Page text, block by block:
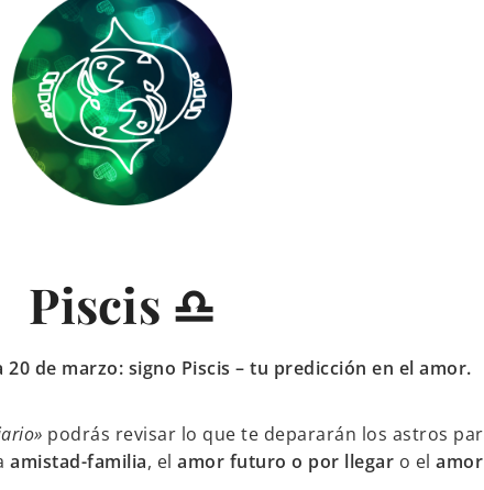
Piscis ♎
de marzo: signo Piscis – tu predicción en el amor.
podrás revisar lo que te depararán los astros
amistad-familia, el amor futuro o por llegar o el